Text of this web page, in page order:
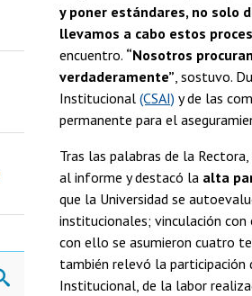
y poner estándares, no solo
llevamos a cabo estos
encuentro. “Nosotros
verdaderamente” , sostuvo.
Institucional (CSAI) y de las
permanente para el
Tras las palabras de la
al informe y destacó la alta
que la Universidad se
institucionales; vinculación con
con ello se asumieron cuatro
también relevó la
Institucional, de la labor